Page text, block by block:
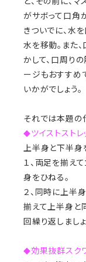
がサボって口角
きついでに、水
水を移動。また、
かして、口周り
ージもおすすめ
いかがでしょう。
それでは本題の
◆ツイストストレ
上半身と下半身
１、両足を揃え
身をひねる。
２、同時に上半
揃えて上半身と
回繰り返しましょ
◆効果抜群スク